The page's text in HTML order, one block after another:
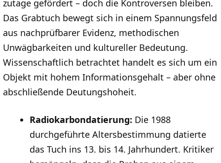
zutage gefördert – doch die Kontroversen bleiben.
Das Grabtuch bewegt sich in einem Spannungsfeld
aus nachprüfbarer Evidenz, methodischen
Unwägbarkeiten und kultureller Bedeutung.
Wissenschaftlich betrachtet handelt es sich um ein
Objekt mit hohem Informationsgehalt – aber ohne
abschließende Deutungshoheit.
Radiokarbondatierung: Die 1988
durchgeführte Altersbestimmung datierte
das Tuch ins 13. bis 14. Jahrhundert. Kritiker